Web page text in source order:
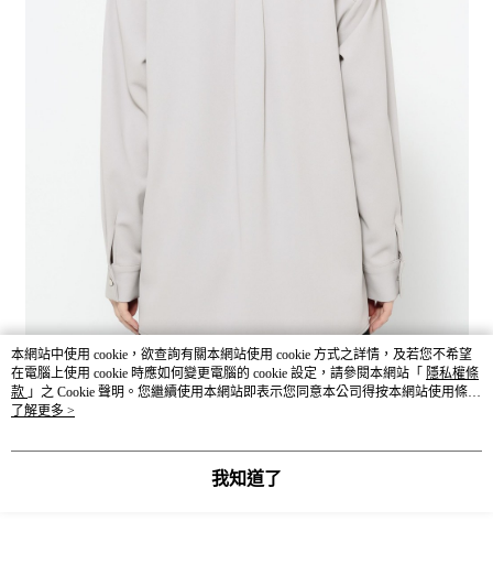
本網站中使用 cookie，欲查詢有關本網站使用 cookie 方式之詳情，及若您不希望
在電腦上使用 cookie 時應如何變更電腦的 cookie 設定，請參閱本網站「 隱私權條
款 」之 Cookie 聲明。您繼續使用本網站即表示您同意本公司得按本網站使用條款
之 Cookie 聲明使用 cookie。
了解更多 >
我知道了